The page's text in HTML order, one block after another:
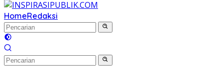
HomeRedaksi